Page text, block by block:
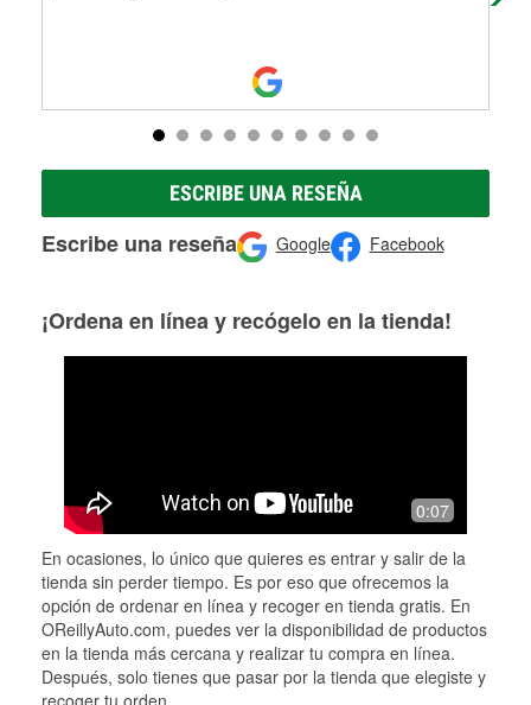
ESCRIBE UNA RESEÑA
Escribe una reseña Google Facebook
¡Ordena en línea y recógelo en la tienda!
0:07
En ocasiones, lo único que quieres es entrar y salir de la
tienda sin perder tiempo. Es por eso que ofrecemos la
opción de ordenar en línea y recoger en tienda gratis. En
OReillyAuto.com, puedes ver la disponibilidad de productos
en la tienda más cercana y realizar tu compra en línea.
Después, solo tienes que pasar por la tienda que elegiste y
recoger tu orden.